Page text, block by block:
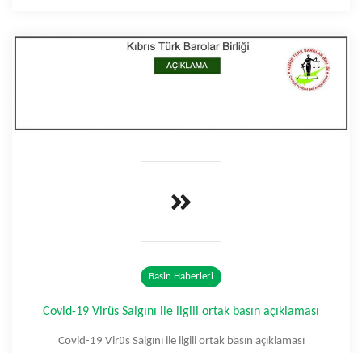
Basin Haberleri
Covid-19 Virüs Salgını ile ilgili ortak basın açıklaması
Covid-19 Virüs Salgını ile ilgili ortak basın açıklaması